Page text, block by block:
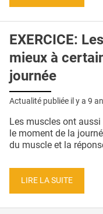
CRÉDITS
EXERCICE:
mieux à
journée
Actualité publiée il y a 9
Les muscles ont
le moment de la
du muscle et la
LIRE LA SUITE